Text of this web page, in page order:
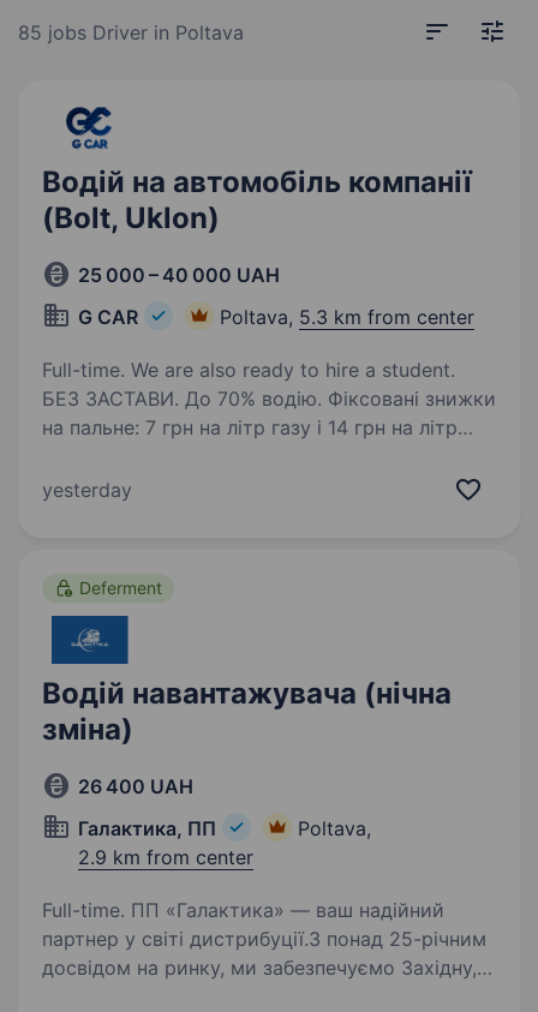
85 jobs Driver in Poltava
Водій на автомобіль компанії
(Bolt, Uklon)
25 000 – 40 000 UAH
G CAR
Poltava, 5.3 km from center
Full-time. We are also ready to hire a student.
БЕЗ ЗАСТАВИ. До 70% водію. Фіксовані знижки
на пальне: 7 грн на літр газу і 14 грн на літр
на авто. Автопарк «G CAR» шукає водія для
yesterday
Deferment
Водій навантажувача (нічна
зміна)
26 400 UAH
Галактика, ПП
Poltava,
2.9 km from center
Full-time. ПП «Галактика» — ваш надійний
партнер у світі дистрибуції.З понад 25-річним
досвідом на ринку, ми забезпечуємо Західну,